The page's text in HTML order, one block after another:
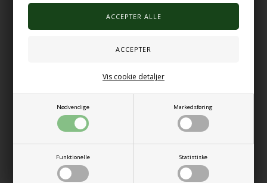
Nødvendige Markedsføring
Funktionelle Statistiske
Vis cookie detaljer
På lager
225,00
På lager